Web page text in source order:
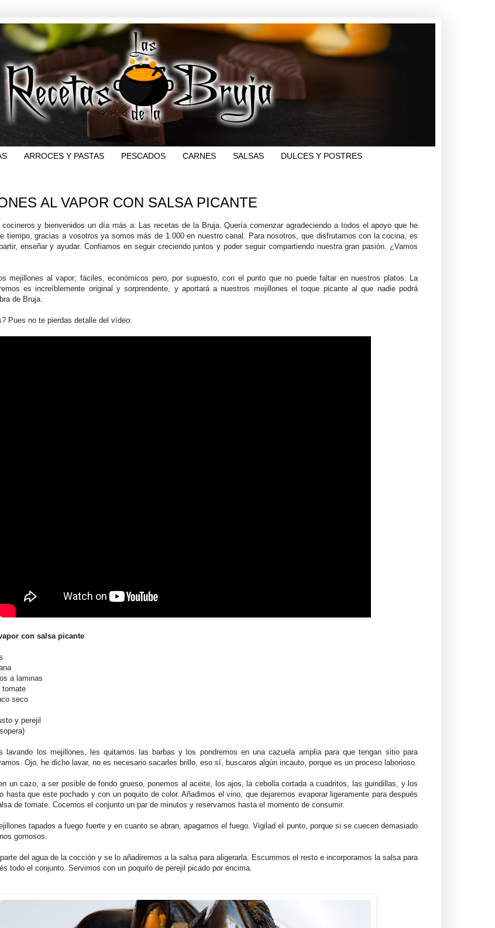
ARROCES Y PASTAS PESCADOS CARNES SALSAS DULCES Y POSTRES
AL VAPOR CON SALSA PICANTE
cocineros y bienvenidos un día más a: Las recetas de la Bruja. Quería comenzar agradeciendo a todos el apoyo que he
tiempo, gracias a vosotros ya somos más de 1.000 en nuestro canal. Para nosotros, que disfrutamos con la cocina, es
enseñar y ayudar. Confiamos en seguir creciendo juntos y poder seguir compartiendo nuestra gran pasión. ¿Vamos
mejillones al vapor; fáciles, económicos pero, por supuesto, con el punto que no puede faltar en nuestros platos. La
es increíblemente original y sorprendente, y aportará a nuestros mejillones el toque picante al que nadie podrá
de Bruja.
Pues no te pierdas detalle del vídeo:
con salsa picante
a laminas
tomate
seco
y perejil
lavando los mejillones, les quitamos las barbas y los pondremos en una cazuela amplia para que tengan sitio para
Ojo, he dicho lavar, no es necesario sacarles brillo, eso sí, buscaros algún incauto, porque es un proceso laborioso.
un cazo, a ser posible de fondo grueso, ponemos al aceite, los ajos, la cebolla cortada a cuadritos, las guindillas, y los
hasta que este pochado y con un poquito de color. Añadimos el vino, que dejaremos evaporar ligeramente para después
de tomate. Cocemos el conjunto un par de minutos y reservamos hasta el momento de consumir.
tapados a fuego fuerte y en cuanto se abran, apagamos el fuego. Vigilad el punto, porque si se cuecen demasiado
gomosos.
del agua de la cocción y se lo añadiremos a la salsa para aligerarla. Escurrimos el resto e incorporamos la salsa para
todo el conjunto. Servimos con un poquito de perejil picado por encima.